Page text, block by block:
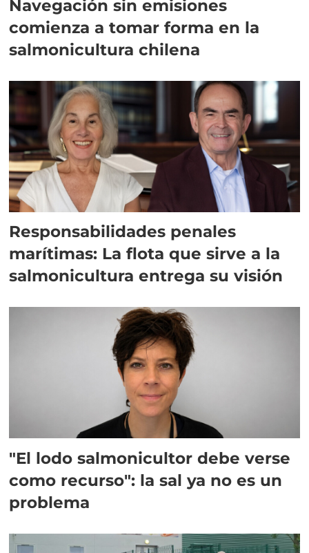
Navegación sin emisiones
comienza a tomar forma en la
salmonicultura chilena
Responsabilidades penales
marítimas: La flota que sirve a la
salmonicultura entrega su visión
"El lodo salmonicultor debe verse
como recurso": la sal ya no es un
problema